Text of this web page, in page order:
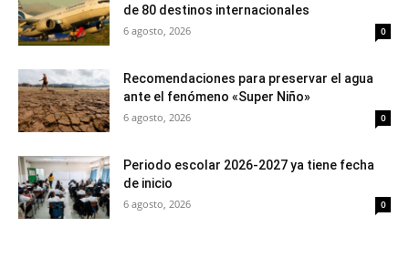
de 80 destinos internacionales
6 agosto, 2026 0
Recomendaciones para preservar el agua
ante el fenómeno «Super Niño»
6 agosto, 2026 0
Periodo escolar 2026-2027 ya tiene fecha
de inicio
6 agosto, 2026 0